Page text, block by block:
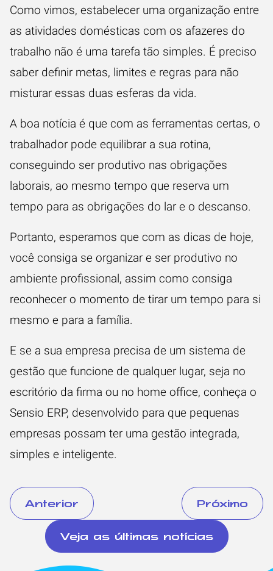
Como vimos, estabelecer uma organização entre
as atividades domésticas com os afazeres do
trabalho não é uma tarefa tão simples. É preciso
saber definir metas, limites e regras para não
misturar essas duas esferas da vida.
A boa notícia é que com as ferramentas certas, o
trabalhador pode equilibrar a sua rotina,
conseguindo ser produtivo nas obrigações
laborais, ao mesmo tempo que reserva um
tempo para as obrigações do lar e o descanso.
Portanto, esperamos que com as dicas de hoje,
você consiga se organizar e ser produtivo no
ambiente profissional, assim como consiga
reconhecer o momento de tirar um tempo para si
mesmo e para a família.
E se a sua empresa precisa de um sistema de
gestão que funcione de qualquer lugar, seja no
escritório da firma ou no home office, conheça o
Sensio ERP, desenvolvido para que pequenas
empresas possam ter uma gestão integrada,
simples e inteligente.
Anterior Próximo
Veja as últimas notícias